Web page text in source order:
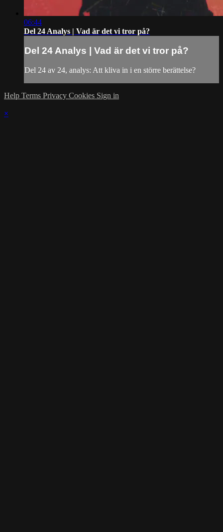
06:44
Del 24 Analys | Vad är det vi tror på?
Del 24 Analys | Vad är det vi tror på?
Del 24 av 24, analys: Att kliva in i en större berättelse?
Help Terms Privacy Cookies Sign in
×